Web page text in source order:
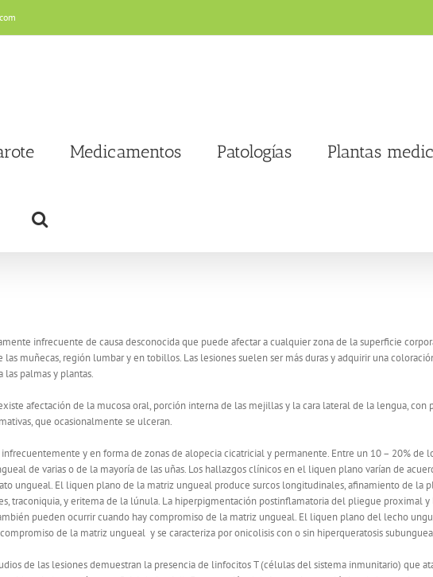
Medicamentos Patologías Plantas
infrecuente de causa desconocida que puede afectar a cualquier zona de la superficie
muñecas, región lumbar y en tobillos. Las lesiones suelen ser más duras y adquirir una
las palmas y plantas.
afectación de la mucosa oral, porción interna de las mejillas y la cara lateral de la lengua, con
que ocasionalmente se ulceran.
y en forma de zonas de alopecia cicatricial y permanente. Entre un 10 – 20% de
de varias o de la mayoría de las uñas. Los hallazgos clínicos en el liquen plano varían de
ungueal. El liquen plano de la matriz ungueal produce surcos longitudinales, afinamiento de la
traconiquia, y eritema de la lúnula. La hiperpigmentación postinflamatoria del pliegue proximal y
pueden ocurrir cuando hay compromiso de la matriz ungueal. El liquen plano del lecho
de la matriz ungueal y se caracteriza por onicolisis con o sin hiperqueratosis
de las lesiones demuestran la presencia de linfocitos T (células del sistema inmunitario) que